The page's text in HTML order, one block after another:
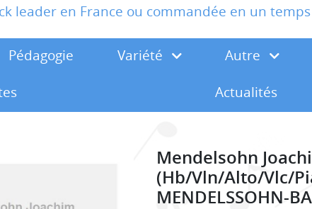
leader en France ou commandée en un
Pédagogie Variété Autre
Actualités
Mendelsohn
(Hb/Vln/Alto/Vlc/
MENDELSSOHN-